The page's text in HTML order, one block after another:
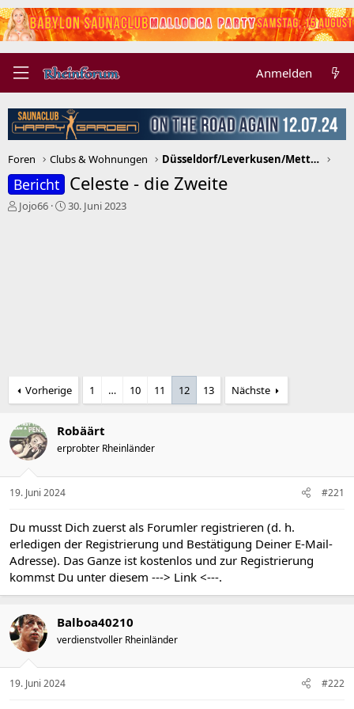
Anmelden
Foren Clubs & Wohnungen Düsseldorf/Leverkusen/Mettmann/Neuss/Ratingen
Bericht Celeste - die Zweite
E
Jojo66
E
30. Juni 2023
Vorherige 1 … 10 11 12 13 Nächste
Robäärt
erprobter Rheinländer
19. Juni 2024 #221
Du musst Dich zuerst als Forumler registrieren (d. h.
erledigen der Registrierung und Bestätigung Deiner E-Mail-
Adresse). Das Ganze ist kostenlos und zur Registrierung
kommst Du unter diesem ---> Link <---.
Balboa40210
verdienstvoller Rheinländer
19. Juni 2024 #222